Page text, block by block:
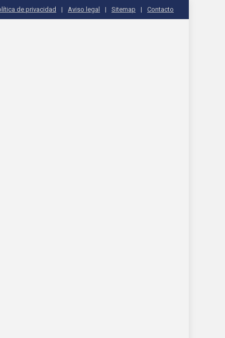
de privacidad Aviso legal Sitemap Contacto